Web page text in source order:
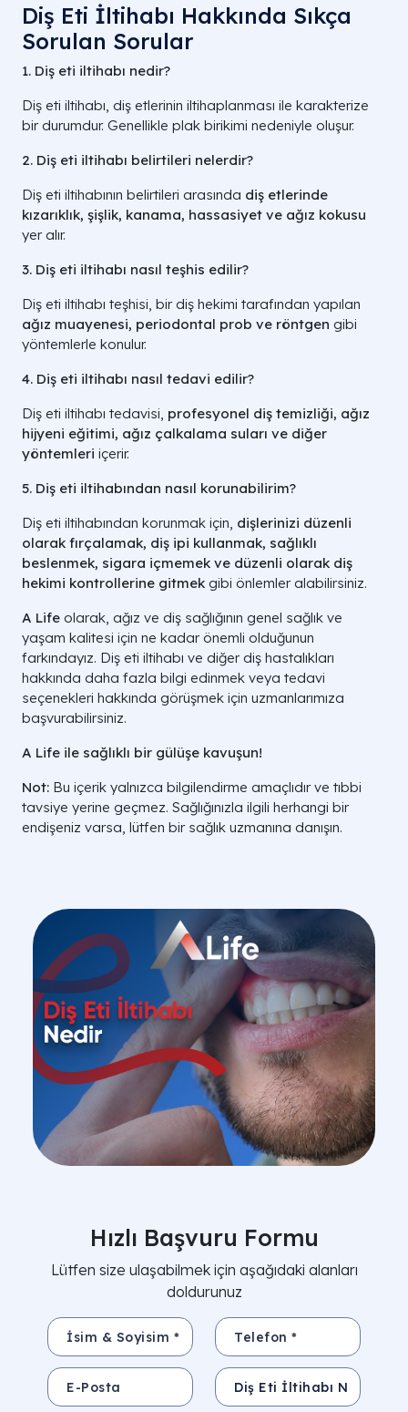
Diş Eti İltihabı Hakkında Sıkça
Sorulan Sorular
1. Diş eti iltihabı nedir?
Diş eti iltihabı, diş etlerinin iltihaplanması ile karakterize
bir durumdur. Genellikle plak birikimi nedeniyle oluşur.
2. Diş eti iltihabı belirtileri nelerdir?
Diş eti iltihabının belirtileri arasında diş etlerinde
kızarıklık, şişlik, kanama, hassasiyet ve ağız kokusu
yer alır.
3. Diş eti iltihabı nasıl teşhis edilir?
Diş eti iltihabı teşhisi, bir diş hekimi tarafından yapılan
ağız muayenesi, periodontal prob ve röntgen gibi
yöntemlerle konulur.
4. Diş eti iltihabı nasıl tedavi edilir?
Diş eti iltihabı tedavisi, profesyonel diş temizliği, ağız
hijyeni eğitimi, ağız çalkalama suları ve diğer
yöntemleri içerir.
5. Diş eti iltihabından nasıl korunabilirim?
Diş eti iltihabından korunmak için, dişlerinizi düzenli
olarak fırçalamak, diş ipi kullanmak, sağlıklı
beslenmek, sigara içmemek ve düzenli olarak diş
hekimi kontrollerine gitmek gibi önlemler alabilirsiniz.
A Life olarak, ağız ve diş sağlığının genel sağlık ve
yaşam kalitesi için ne kadar önemli olduğunun
farkındayız. Diş eti iltihabı ve diğer diş hastalıkları
hakkında daha fazla bilgi edinmek veya tedavi
seçenekleri hakkında görüşmek için uzmanlarımıza
başvurabilirsiniz.
A Life ile sağlıklı bir gülüşe kavuşun!
Not: Bu içerik yalnızca bilgilendirme amaçlıdır ve tıbbi
tavsiye yerine geçmez. Sağlığınızla ilgili herhangi bir
endişeniz varsa, lütfen bir sağlık uzmanına danışın.
Hızlı Başvuru Formu
Lütfen size ulaşabilmek için aşağıdaki alanları
doldurunuz
İsim & Soyisim * Telefon *
E-Posta Konu